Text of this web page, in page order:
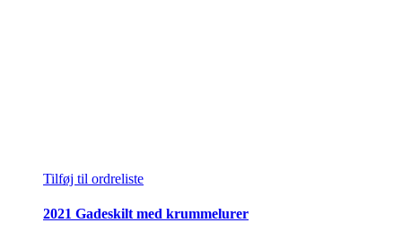
Tilføj til ordreliste
2021 Gadeskilt med krummelurer